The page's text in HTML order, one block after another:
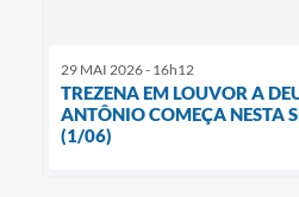
29 MAI 2026 - 16h12
TREZENA EM LOUVOR A
ANTÔNIO COMEÇA NESTA
(1/06)